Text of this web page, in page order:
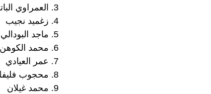
3. العمراوي الباتول
4. زغميد نجيب
5. ماجد البودالي
6. محمد الكوهن
7. عمر العيادي
8. محجوب فليفلي
9. محمد غيلان